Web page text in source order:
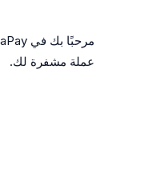
عملة مشفرة لك.